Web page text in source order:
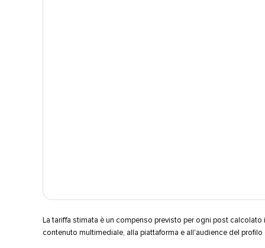
La tariffa stimata è un compenso previsto per ogni post calcolato
contenuto multimediale, alla piattaforma e all'audience del profilo